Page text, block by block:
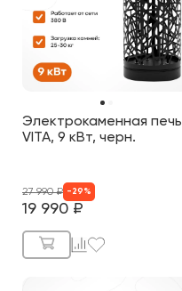
Электрокаменная печь
VITA, 9 кВт, черн.
19 990 ₽
27 990₽ - 29 %